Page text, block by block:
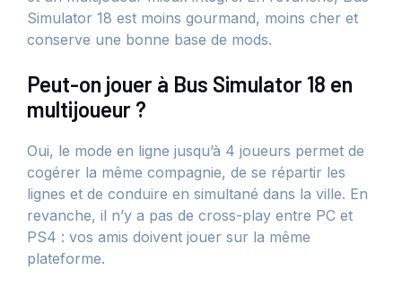
Simulator 18 est moins gourmand, moins cher et
conserve une bonne base de mods.
Peut-on jouer à Bus Simulator 18 en
multijoueur ?
Oui, le mode en ligne jusqu’à 4 joueurs permet de
cogérer la même compagnie, de se répartir les
lignes et de conduire en simultané dans la ville. En
revanche, il n’y a pas de cross-play entre PC et
PS4 : vos amis doivent jouer sur la même
plateforme.